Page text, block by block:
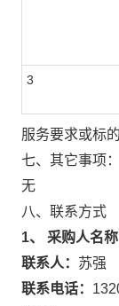
3
服务要求或标
七、其它事项：
无
八、联系方式
1、 采购人名称
联系人： 苏强
联系电话：